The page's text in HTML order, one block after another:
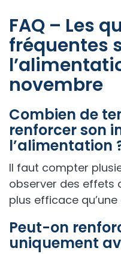
FAQ – Les
fréquentes
novembre
Combien de
renforcer son
l’alimentation
Il faut compter
observer des effets
plus efficace
Peut-on
uniquement